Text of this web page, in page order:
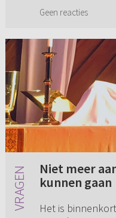
Geen reacties
Niet meer
kunnen gaan
Het is